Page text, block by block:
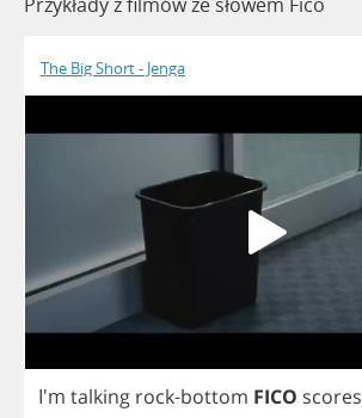
The Big Short - Jenga
I'm talking rock-bottom FICO scores